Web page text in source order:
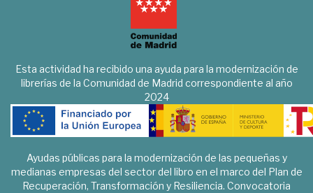
Esta actividad ha recibido una ayuda para la modernización de
librerías de la Comunidad de Madrid correspondiente al año
2024
Ayudas públicas para la modernización de las pequeñas y
medianas empresas del sector del libro en el marco del Plan de
Recuperación, Transformación y Resiliencia. Convocatoria